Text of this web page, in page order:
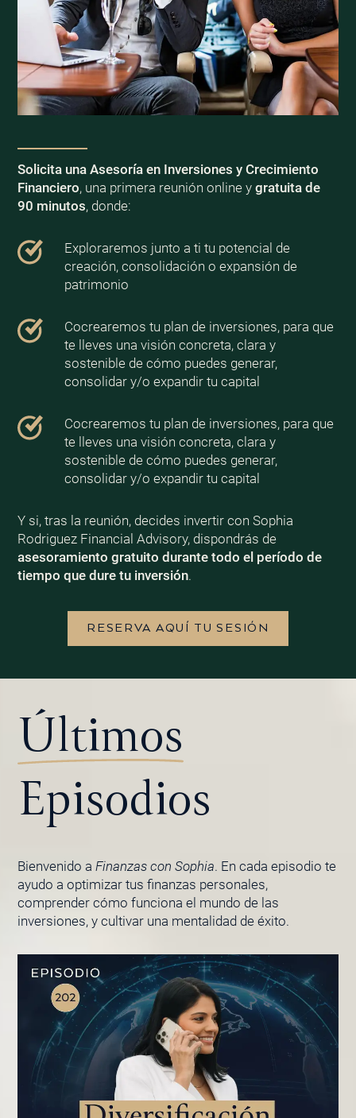
Solicita una Asesoría en Inversiones y Crecimiento
Financiero, una primera reunión online y gratuita de
90 minutos, donde:
Exploraremos junto a ti tu potencial de
creación, consolidación o expansión de
patrimonio
Cocrearemos tu plan de inversiones, para que
te lleves una visión concreta, clara y
sostenible de cómo puedes generar,
consolidar y/o expandir tu capital
Cocrearemos tu plan de inversiones, para que
te lleves una visión concreta, clara y
sostenible de cómo puedes generar,
consolidar y/o expandir tu capital
Y si, tras la reunión, decides invertir con Sophia
Rodriguez Financial Advisory, dispondrás de
asesoramiento gratuito durante todo el período de
tiempo que dure tu inversión.
RESERVA AQUÍ TU SESIÓN
Últimos
Episodios
Bienvenido a Finanzas con Sophia. En cada episodio te
ayudo a optimizar tus finanzas personales,
comprender cómo funciona el mundo de las
inversiones, y cultivar una mentalidad de éxito.
PÁGINA
PÁGINA
PÁGINAPÁGINA